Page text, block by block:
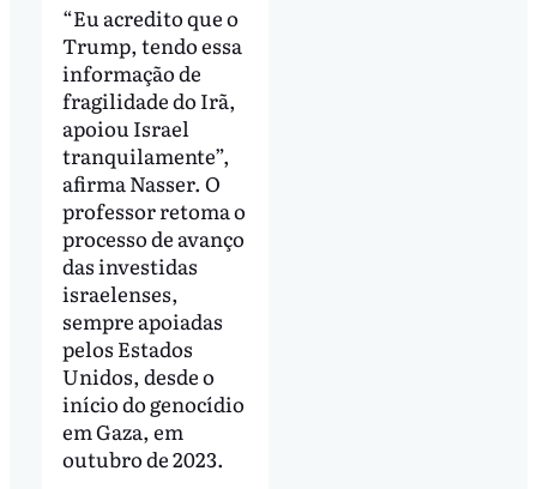
“Eu acredito que o
Trump, tendo essa
informação de
fragilidade do Irã,
apoiou Israel
tranquilamente”,
afirma Nasser. O
professor retoma o
processo de avanço
das investidas
israelenses,
sempre apoiadas
pelos Estados
Unidos, desde o
início do genocídio
em Gaza, em
outubro de 2023.